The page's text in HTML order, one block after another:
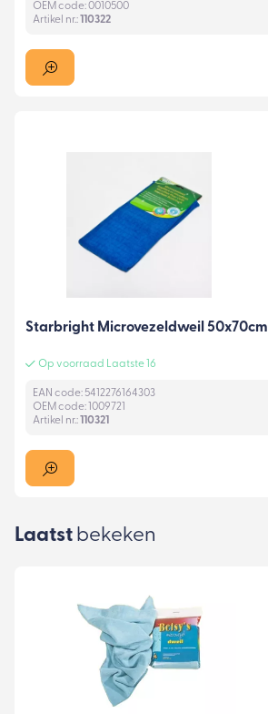
OEM code: 0010500
Artikel nr.:
110322
Starbright Microvezeldweil 50x70cm
Op voorraad Laatste 16
EAN code: 5412276164303
OEM code: 1009721
Artikel nr.:110321
Laatst bekeken